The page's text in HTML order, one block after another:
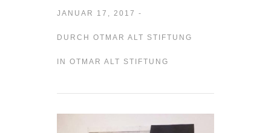
JANUAR 17, 2017 -
DURCH OTMAR ALT STIFTUNG
IN OTMAR ALT STIFTUNG